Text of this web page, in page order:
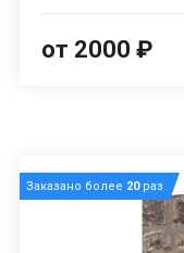
от 2000 ₽
Заказано более 20раз